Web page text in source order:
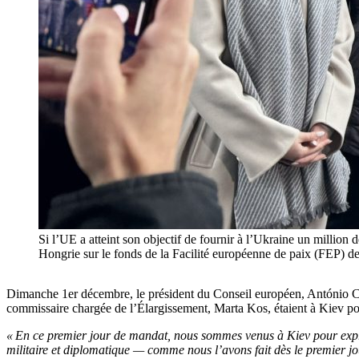
Si l’UE a atteint son objectif de fournir à l’Ukraine un million
Hongrie sur le fonds de la Facilité européenne de paix (FEP)
Dimanche 1er décembre, le président du Conseil européen, António
commissaire chargée de l’Élargissement, Marta Kos, étaient à Kiev
« En ce premier jour de mandat, nous sommes venus à Kiev pour
militaire et diplomatique — comme nous l’avons fait dès le premier